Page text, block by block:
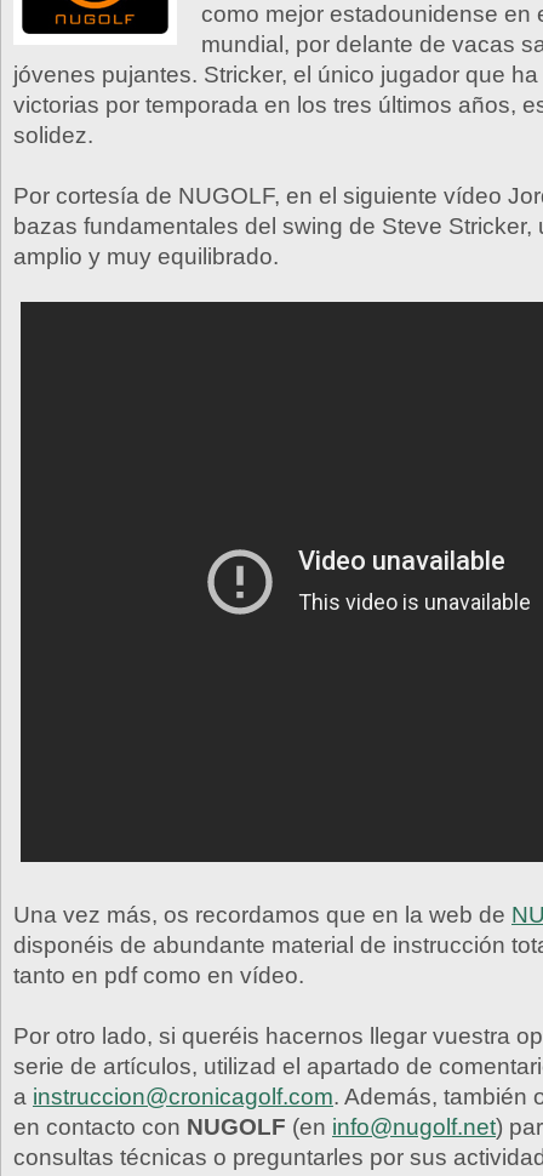
como mejor estadounidense en
mundial, por delante de vacas
jóvenes pujantes. Stricker, el único jugador que
victorias por temporada en los tres últimos años,
solidez.
Por cortesía de NUGOLF, en el siguiente vídeo
bazas fundamentales del swing de Steve Stricker,
amplio y muy equilibrado.
Una vez más, os recordamos que en la web de
disponéis de abundante material de instrucción
tanto en pdf como en vídeo.
Por otro lado, si queréis hacernos llegar vuestra
serie de artículos, utilizad el apartado de
a instruccion@cronicagolf.com. Además, también
en contacto con NUGOLF (en info@nugolf.net)
consultas técnicas o preguntarles por sus